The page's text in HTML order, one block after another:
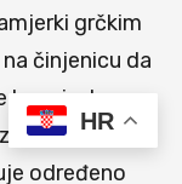
grčkim
činjenicu da
van njih u
određeno
HR